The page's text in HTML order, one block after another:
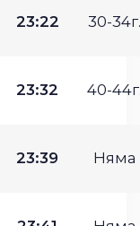
23:22 30-34г.
23:32 40-
23:39 Няма